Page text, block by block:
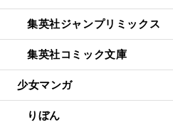
集英社ジャンプリミックス
集英社コミック文庫
少女マンガ
りぼん